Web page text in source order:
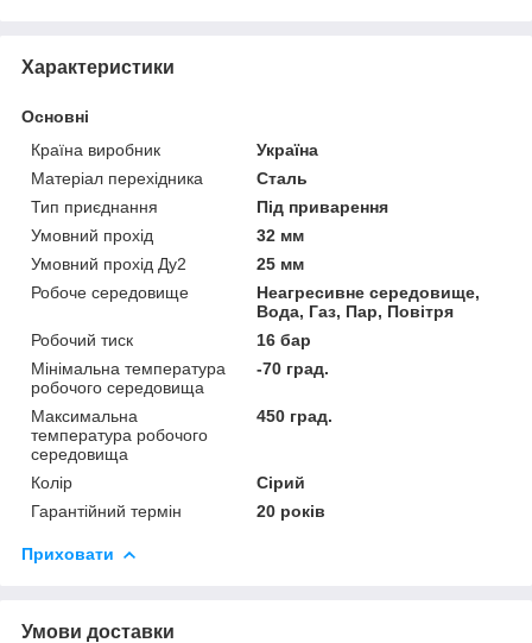
Характеристики
Основні
Країна виробник
Україна
Матеріал перехідника
Сталь
Тип приєднання
Під приварення
Умовний прохід
32 мм
Умовний прохід Ду2
25 мм
Робоче середовище
Неагресивне середовище,
Вода, Газ, Пар, Повітря
Робочий тиск
16 бар
Мінімальна температура
робочого середовища
-70 град.
Максимальна
температура робочого
середовища
450 град.
Колір
Сірий
Гарантійний термін
20 років
Приховати
Умови доставки